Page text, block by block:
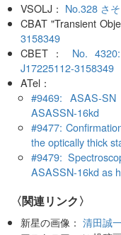
VSOLJ： No.328 さ
CBAT "Transient
3158349
CBET： No.
J17225112-3158349
ATel：
#9469: ASAS-
ASASSN-16kd
#9477:
the optically thick
#9479:
ASASSN-16kd as
〈関連リンク〉
新星の画像：清田誠